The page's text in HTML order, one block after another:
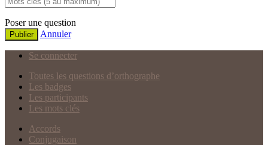
Poser une question
Publier Annuler
Se connecter
Toutes les questions d’orthographe
Les badges
Les participants
Les mots clés
Accords
Conjugaison